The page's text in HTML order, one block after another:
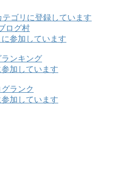
ログ村
に参加しています
ランキング
参加しています
ランク
参加しています